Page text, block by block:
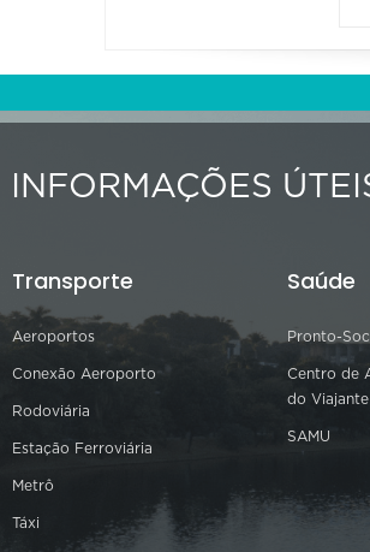
INFORMAÇÕES
Transporte
Aeroportos
Conexão Aeroporto
Rodoviária
Estação Ferroviária
Metrô
Táxi
Saúde
Pronto-
Centro de
do Viajante
SAMU